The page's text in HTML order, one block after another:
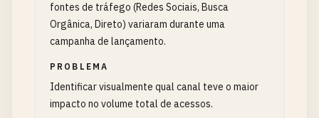
fontes de tráfego (Redes Sociais, Busca
Orgânica, Direto) variaram durante uma
campanha de lançamento.
PROBLEMA
Identificar visualmente qual canal teve o maior
impacto no volume total de acessos.